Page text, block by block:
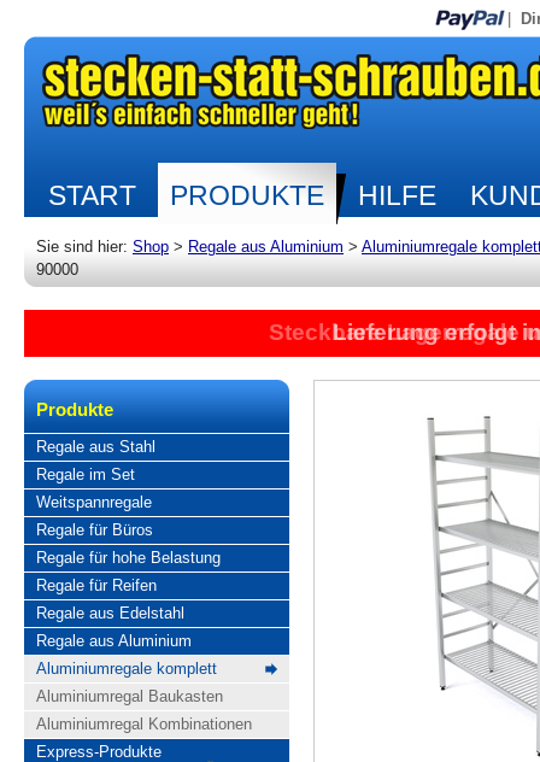
START PRODUKTE HILFE
Sie sind hier: Shop > Regale aus Aluminium > Aluminiumregale
90000
Steckbare Lagerregale
Lieferung erfolgt
Produkte
Regale aus Stahl
Regale im Set
Weitspannregale
Regale für Büros
Regale für hohe Belastung
Regale für Reifen
Regale aus Edelstahl
Regale aus Aluminium
Aluminiumregale komplett
Aluminiumregal Baukasten
Aluminiumregal Kombinationen
Express-Produkte